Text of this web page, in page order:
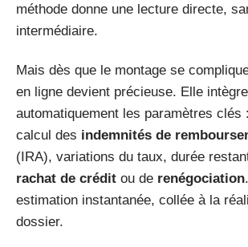
méthode donne une lecture directe,
intermédiaire.
Mais dès que le montage se
en ligne devient précieuse. Elle intègre
automatiquement les paramètres clés
calcul des indemnités de
(IRA), variations du taux, durée
rachat de crédit ou de renégociation
estimation instantanée, collée à la
dossier.